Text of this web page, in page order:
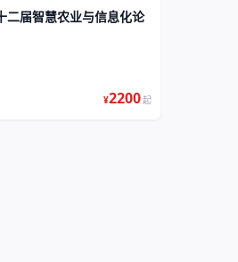
二届智慧农业与信息化论
¥2200起